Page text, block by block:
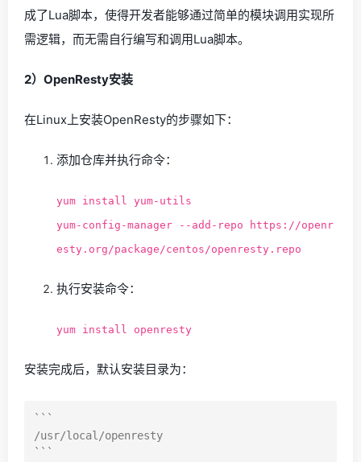
成了Lua脚本，使得开发者能够通过简单的模块调用实现所
需逻辑，而无需自行编写和调用Lua脚本。
2）OpenResty安装
在Linux上安装OpenResty的步骤如下：
添加仓库并执行命令：
yum install yum-utils
yum-config-manager --add-repo https://openr
esty.org/package/centos/openresty.repo
执行安装命令：
yum install openresty
安装完成后，默认安装目录为：
```
/usr/local/openresty